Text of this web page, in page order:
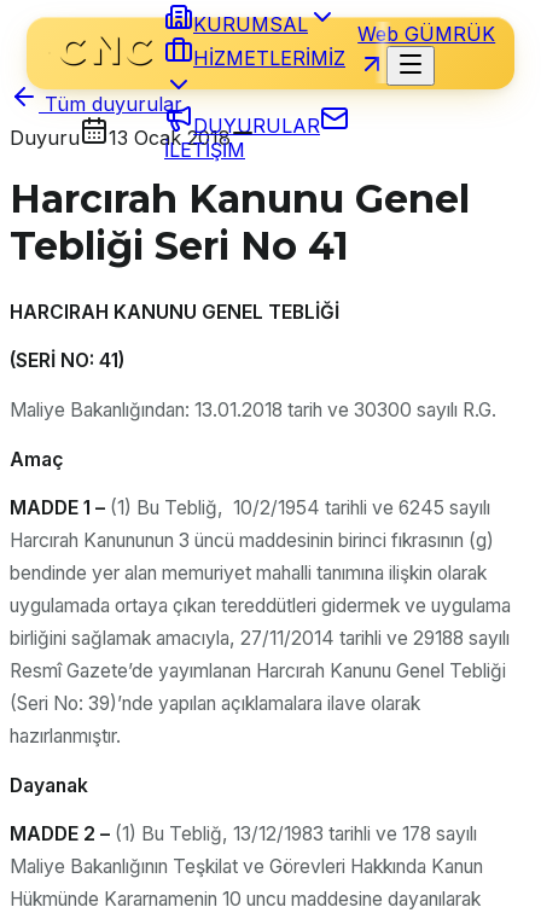
KURUMSAL
HİZMETLERİMİZ
DUYURULAR
İLETİŞİM
Web GÜMRÜK
Tüm duyurular
Duyuru
13 Ocak 2018
Harcırah Kanunu Genel
Tebliği Seri No 41
HARCIRAH KANUNU GENEL TEBLİĞİ
(SERİ NO: 41)
Maliye Bakanlığından: 13.01.2018 tarih ve 30300 sayılı R.G.
Amaç
MADDE 1 – (1) Bu Tebliğ, 10/2/1954 tarihli ve 6245 sayılı
Harcırah Kanununun 3 üncü maddesinin birinci fıkrasının (g)
bendinde yer alan memuriyet mahalli tanımına ilişkin olarak
uygulamada ortaya çıkan tereddütleri gidermek ve uygulama
birliğini sağlamak amacıyla, 27/11/2014 tarihli ve 29188 sayılı
Resmî Gazete’de yayımlanan Harcırah Kanunu Genel Tebliği
(Seri No: 39)’nde yapılan açıklamalara ilave olarak
hazırlanmıştır.
Dayanak
MADDE 2 – (1) Bu Tebliğ, 13/12/1983 tarihli ve 178 sayılı
Maliye Bakanlığının Teşkilat ve Görevleri Hakkında Kanun
Hükmünde Kararnamenin 10 uncu maddesine dayanılarak